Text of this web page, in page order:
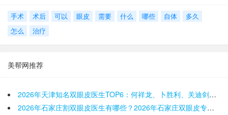
手术 术后 可以 眼皮 需要 什么 哪些 自体
多久
怎么
治疗
美帮网推荐
2026年天津知名双眼皮医生TOP6：何祥龙、卜胜利、关迪剑、邵妍、夏红福、毕小丽:好？
2026年石家庄割双眼皮医生有哪些？2026年石家庄双眼皮专家预约排行榜前十名大全